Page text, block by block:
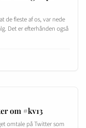
de fleste af os, var nede
Det er efterhånden også
om #kv13
omtale på Twitter som